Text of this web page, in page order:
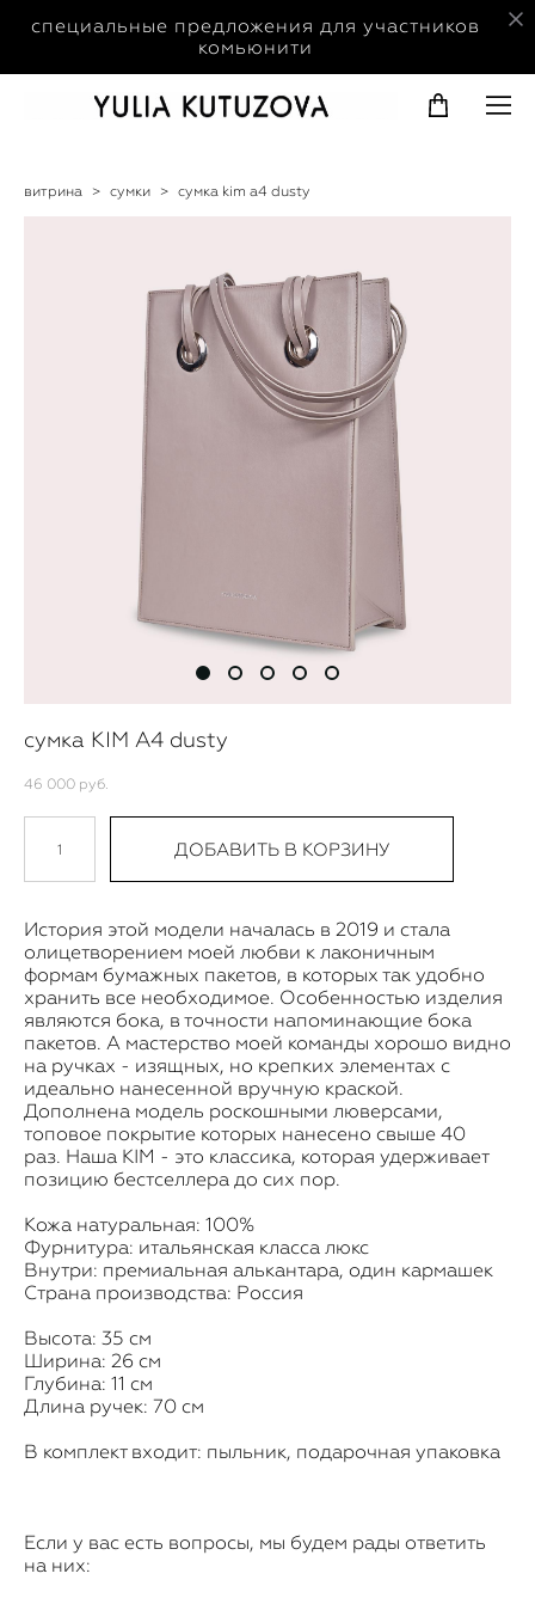
специальные предложения для участников
комьюнити
витрина > сумки > сумка kim a4 dusty
сумка KIM A4 dusty
46 000 pуб.
ДОБАВИТЬ В КОРЗИНУ
История этой модели началась в 2019 и стала
олицетворением моей любви к лаконичным
формам бумажных пакетов, в которых так удобно
хранить все необходимое. Особенностью изделия
являются бока, в точности напоминающие бока
пакетов. А мастерство моей команды хорошо видно
на ручках - изящных, но крепких элементах с
идеально нанесенной вручную краской.
Дополнена модель роскошными люверсами,
топовое покрытие которых нанесено свыше 40
раз. Наша KIM - это классика, которая удерживает
позицию бестселлера до сих пор.
Кожа натуральная: 100%
Фурнитура: итальянская класса люкс
Внутри: премиальная алькантара, один кармашек
Страна производства: Россия
Высота: 35 см
Ширина: 26 см
Глубина: 11 см
Длина ручек: 70 см
В комплект входит: пыльник, подарочная упаковка
Если у вас есть вопросы, мы будем рады ответить
на них: